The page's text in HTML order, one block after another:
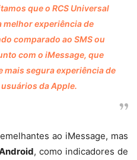
que o RCS Universal
melhor experiência de
comparado ao SMS ou
com o iMessage, que
mais segura experiência de
da Apple.
ao iMessage, mas
, como indicadores de